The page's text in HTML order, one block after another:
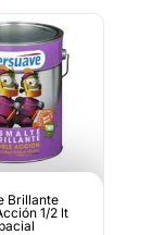
Brillante
1/2 lt